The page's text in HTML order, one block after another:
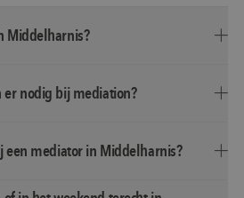
Middelharnis?
er nodig bij mediation?
een mediator in Middelharnis?